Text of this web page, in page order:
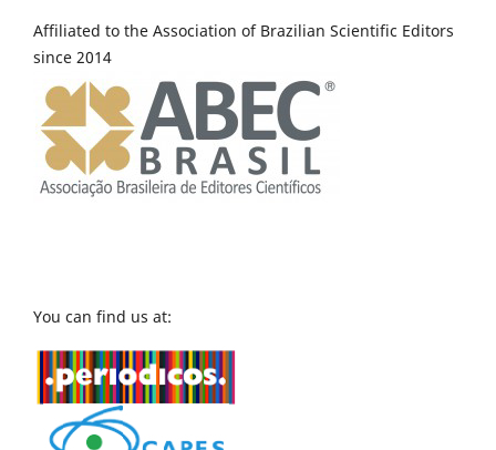
Affiliated to the Association of Brazilian Scientific Editors
since 2014
You can find us at: